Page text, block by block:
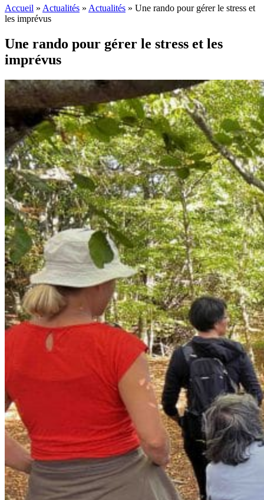
Accueil » Actualités » Actualités » Une rando pour gérer le stress et
les imprévus
Une rando pour gérer le stress et les
imprévus